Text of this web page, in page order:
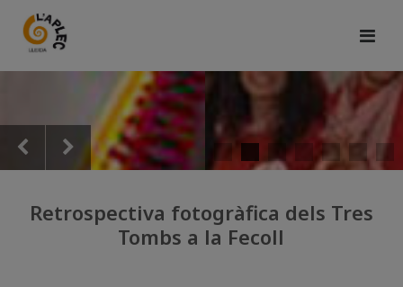
Retrospectiva fotogràfica dels Tres
Tombs a la Fecoll